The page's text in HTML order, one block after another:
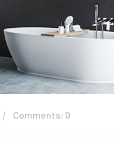
Comments: 0